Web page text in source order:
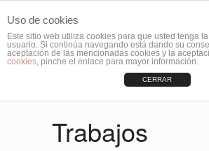
Trabajos
Uso de cookies
Este sitio web utiliza cookies para que usted tenga
usuario. Si continúa navegando está dando su
aceptación de las mencionadas cookies y la
cookies, pinche el enlace para mayor información.
CERRAR